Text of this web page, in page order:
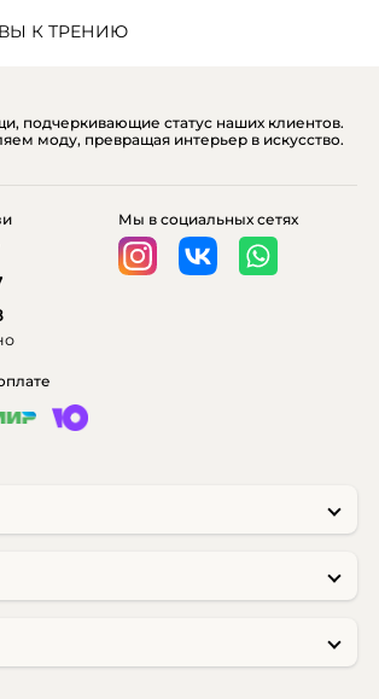
К ТРЕНИЮ
подчеркивающие статус наших клиентов.
моду, превращая интерьер в искусство.
Мы в социальных сетях